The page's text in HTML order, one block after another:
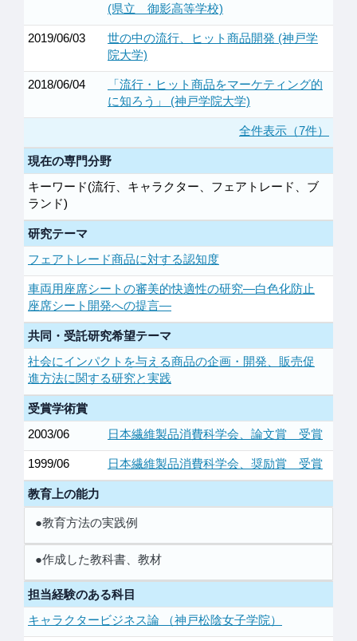
(県立 御影高等学校)
2019/06/03
世の中の流行、ヒット商品開発 (神戸学
院大学)
2018/06/04
「流行・ヒット商品をマーケティング的
に知ろう」 (神戸学院大学)
全件表示（7件）
現在の専門分野
キーワード(流行、キャラクター、フェアトレード、ブ
ランド)
研究テーマ
フェアトレード商品に対する認知度
車両用座席シートの審美的快適性の研究―白色化防止
座席シート開発への提言―
共同・受託研究希望テーマ
社会にインパクトを与える商品の企画・開発、販売促
進方法に関する研究と実践
受賞学術賞
2003/06
日本繊維製品消費科学会、論文賞 受賞
1999/06 日本繊維製品消費科学会、奨励賞 受賞
教育上の能力
●教育方法の実践例
●作成した教科書、教材
担当経験のある科目
キャラクタービジネス論 （神戸松陰女子学院）